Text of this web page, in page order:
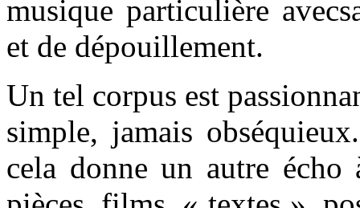
musique particulière
et de dépouillement.
Un tel corpus est
simple, jamais
cela donne un autre écho